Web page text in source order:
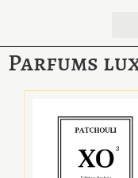
Parfums